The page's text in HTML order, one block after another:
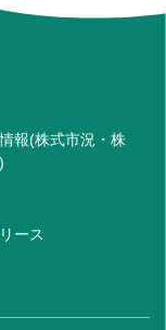
報(株式市況・株
ース